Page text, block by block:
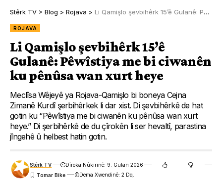
Stêrk TV > Blog > Rojava > Li Qamişlo şevbihêrk 15’ê Gulanê: Pêwîstiya me bi ciwanên ku pênûsa wan xurt heye
ROJAVA
Li Qamişlo şevbihêrk 15’ê
Gulanê: Pêwîstiya me bi ciwanên
ku pênûsa wan xurt heye
Meclîsa Wêjeyê ya Rojava-Qamişlo bi boneya Cejna
Zimanê Kurdî şerbihêrkek li dar xist. Di şevbihêrkê de hat
gotin ku “Pêwîstiya me bi ciwanên ku pênûsa wan xurt
heye.” Di şerbihêrkê de du çîrokên li ser hevaltî, parastina
jîngehê û helbest hatin gotin.
Stêrk TV
Dîroka Nûkirinê: 9. Gulan 2026
Dema Xwendinê: 2 Dq.